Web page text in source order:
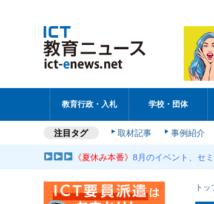
教育行政・入札 学校・団体
注目タグ 取材記事 事例紹介
《夏休み本番》8月のイベント、セ
トッ